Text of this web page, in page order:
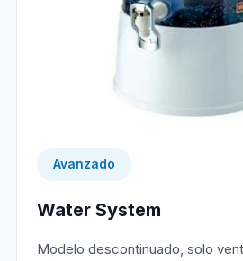
Avanzado
Water System
Modelo descontinuado, solo